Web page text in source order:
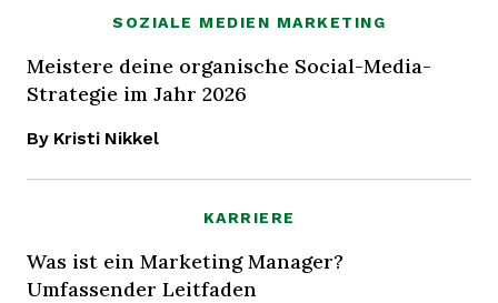
SOZIALE MEDIEN MARKETING
Meistere deine organische Social-Media-
Strategie im Jahr 2026
By Kristi Nikkel
KARRIERE
Was ist ein Marketing Manager?
Umfassender Leitfaden